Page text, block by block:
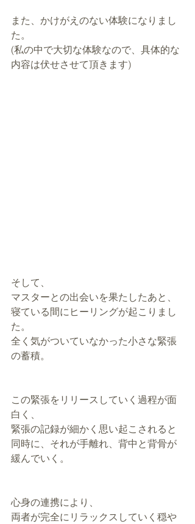
また、かけがえのない体験になりまし
た。
(私の中で大切な体験なので、具体的な
内容は伏せさせて頂きます)
そして、
マスターとの出会いを果たしたあと、
寝ている間にヒーリングが起こりまし
た。
全く気がついていなかった小さな緊張
の蓄積。
この緊張をリリースしていく過程が面
白く、
緊張の記録が細かく思い起こされると
同時に、それが手離れ、背中と背骨が
緩んでいく。
心身の連携により、
両者が完全にリラックスしていく穏や